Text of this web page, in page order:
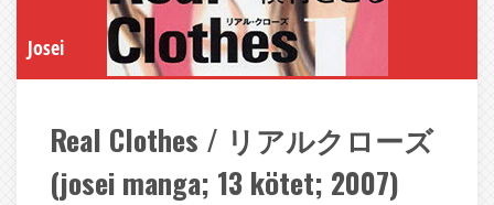
Josei
Real Clothes / リアルクローズ
(josei manga; 13 kötet; 2007)